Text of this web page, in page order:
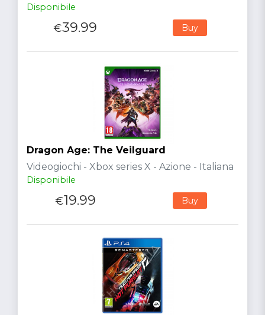
Disponibile
€39.99 Buy
Dragon Age: The Veilguard
Videogiochi - Xbox series X - Azione - Italiana
Disponibile
€19.99 Buy